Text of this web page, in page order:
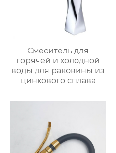
Смеситель для
горячей и холодной
воды для раковины из
цинкового сплава